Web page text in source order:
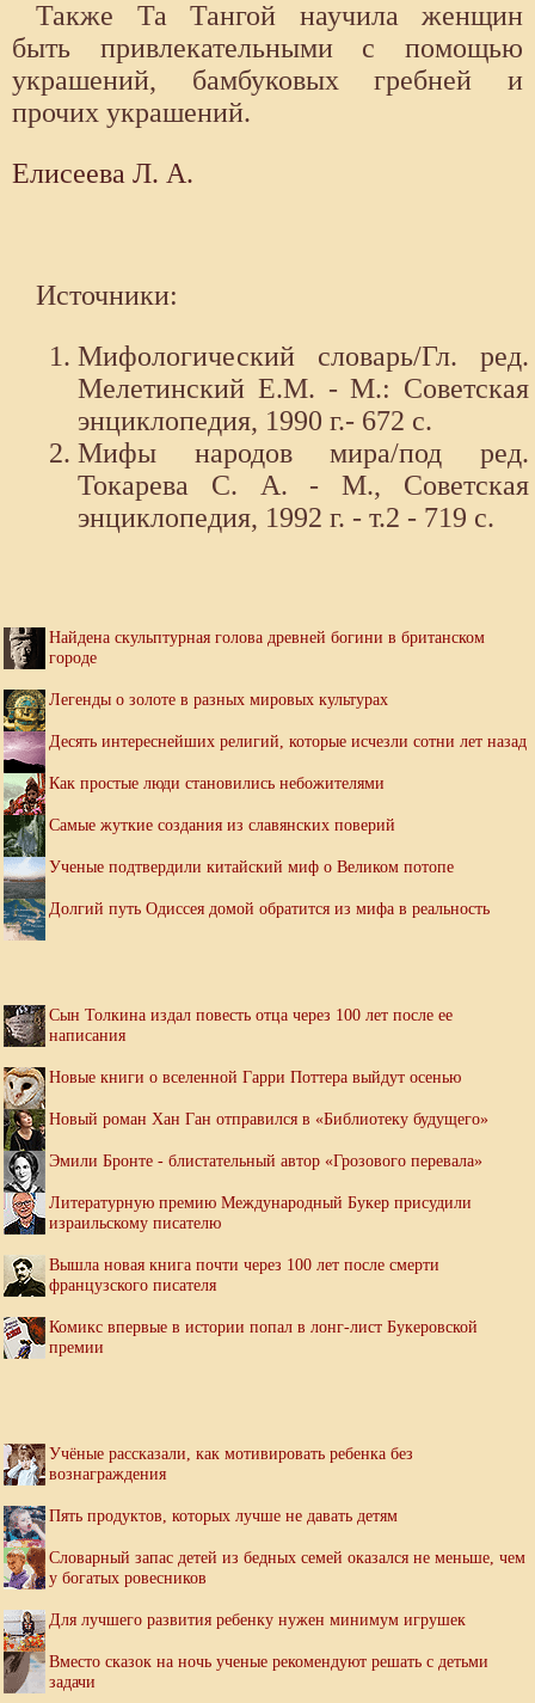
Также Та Тангой научила женщин
быть привлекательными с помощью
украшений, бамбуковых гребней и
прочих украшений.
Елисеева Л. А.
Источники:
Мифологический словарь/Гл. ред.
Мелетинский Е.М. - М.: Советская
энциклопедия, 1990 г.- 672 с.
Мифы народов мира/под ред.
Токарева С. А. - М., Советская
энциклопедия, 1992 г. - т.2 - 719 с.
Найдена скульптурная голова древней богини в британском
городе
Легенды о золоте в разных мировых культурах
Десять интереснейших религий, которые исчезли сотни лет назад
Как простые люди становились небожителями
Самые жуткие создания из славянских поверий
Ученые подтвердили китайский миф о Великом потопе
Долгий путь Одиссея домой обратится из мифа в реальность
Сын Толкина издал повесть отца через 100 лет после ее
написания
Новые книги о вселенной Гарри Поттера выйдут осенью
Новый роман Хан Ган отправился в «Библиотеку будущего»
Эмили Бронте - блистательный автор «Грозового перевала»
Литературную премию Международный Букер присудили
израильскому писателю
Вышла новая книга почти через 100 лет после смерти
французского писателя
Комикс впервые в истории попал в лонг-лист Букеровской
премии
Учёные рассказали, как мотивировать ребенка без
вознаграждения
Пять продуктов, которых лучше не давать детям
Словарный запас детей из бедных семей оказался не меньше, чем
у богатых ровесников
Для лучшего развития ребенку нужен минимум игрушек
Вместо сказок на ночь ученые рекомендуют решать с детьми
задачи